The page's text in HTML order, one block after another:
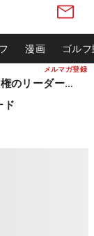
メルマガ登録
漫画 ゴル
松山英樹ら出場 ウィンダム選手権のリーダーボード
ド